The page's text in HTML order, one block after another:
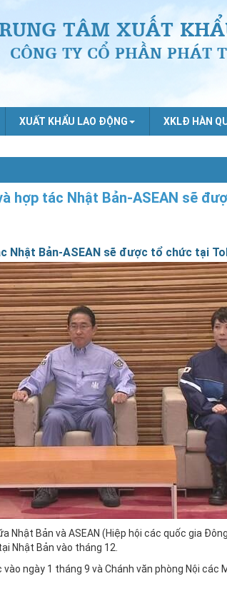
TÂM XUẤT
CÔNG TY CỔ PHẦN PHÁT
XUẤT KHẨU LAO ĐỘNG XKLĐ HÀN
hợp tác Nhật Bản-ASEAN sẽ
Nhật Bản-ASEAN sẽ được tổ chức tại
Nhật Bản và ASEAN (Hiệp hội các quốc gia
Nhật Bản vào tháng 12.
ngày 1 tháng 9 và Chánh văn phòng Nội